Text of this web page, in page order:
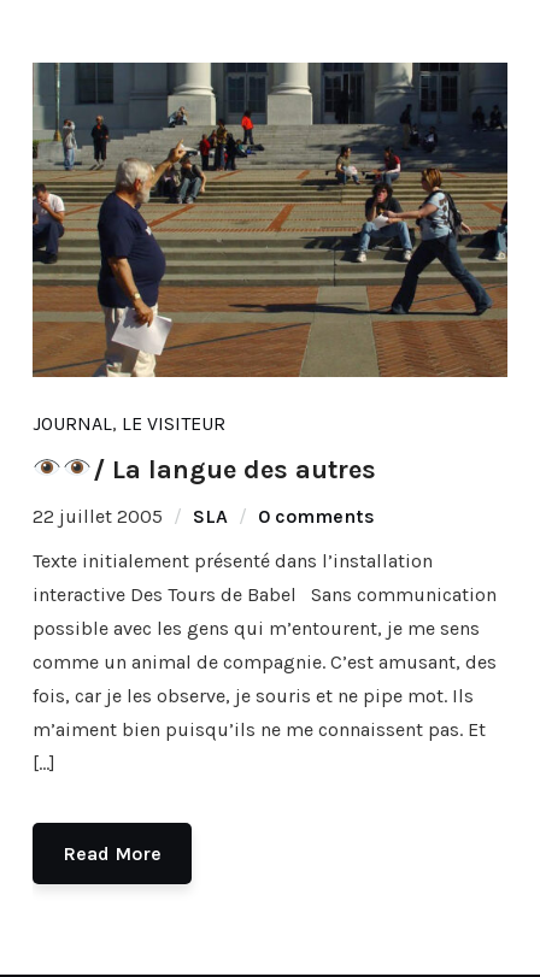
JOURNAL, LE VISITEUR
/ La langue des autres
22 juillet 2005 SLA
0 comments
Texte initialement présenté dans l’installation
interactive Des Tours de Babel Sans communication
possible avec les gens qui m’entourent, je me sens
comme un animal de compagnie. C’est amusant, des
fois, car je les observe, je souris et ne pipe mot. Ils
m’aiment bien puisqu’ils ne me connaissent pas. Et
[…]
Read More